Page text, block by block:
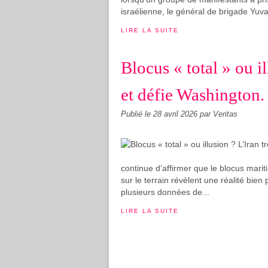
israélienne, le général de brigade
LIRE LA SUITE
Blocus « total » ou
et défie Washington.
Publié le 28 avril 2026 par Veritas
continue d’affirmer que le blocus
sur le terrain révèlent une réalité bien
plusieurs données de...
LIRE LA SUITE